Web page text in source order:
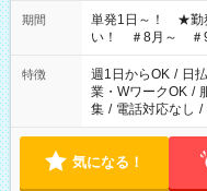
期間
単発1日～！ ★勤
い！ ＃8月～ ＃
特徴 週1日からOK / 日
業・WワークOK /
集 / 電話対応なし /
気になる！